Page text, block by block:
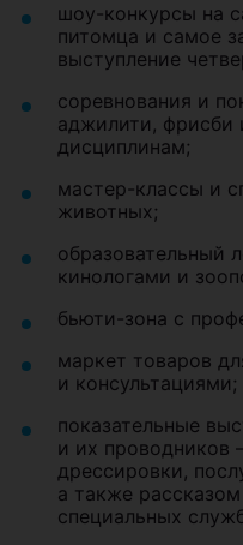
шоу-конкурсы на
питомца и самое
выступление
соревнования и
аджилити, фрисби
дисциплинам;
мастер-классы и
животных;
образовательный
кинологами и
бьюти-зона с
маркет товаров
и консультациями;
показательные
и их проводников
дрессировки,
а также
специальных